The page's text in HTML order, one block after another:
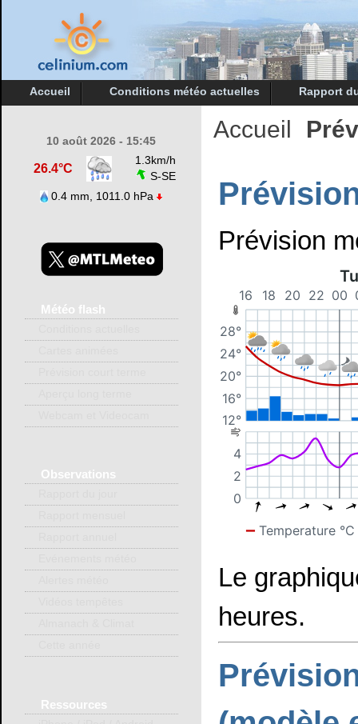
Accueil Conditions météo actuelles Rapport
Accueil
Prévision
Le
heures.
10 août 2026 - 15:45
26.4°C
1.3km/h
S-SE
0.4 mm, 1011.0 hPa
Météo flash
Observations
Ressources